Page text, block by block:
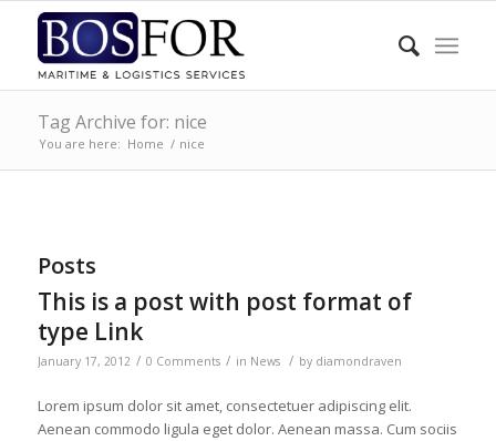
Tag Archive for: nice
You are here: Home / nice
Posts
This is a post with post format of
type Link
January 17, 2012 / 0 Comments / in News / by diamondraven
Lorem ipsum dolor sit amet, consectetuer adipiscing elit.
Aenean commodo ligula eget dolor. Aenean massa. Cum sociis